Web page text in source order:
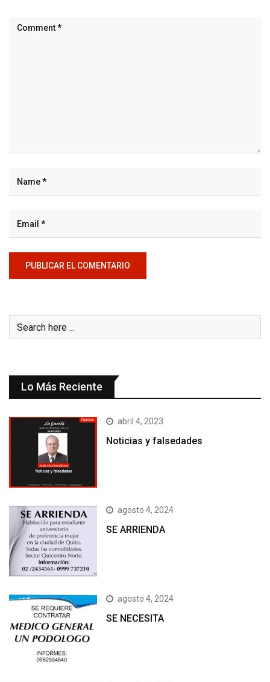
Lo Más Reciente
abril 4, 2023
Noticias y falsedades
agosto 4, 2024
SE ARRIENDA
agosto 4, 2024
SE NECESITA